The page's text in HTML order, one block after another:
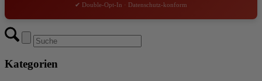
✔ Double-Opt-In · Datenschutz-konform
Kategorien